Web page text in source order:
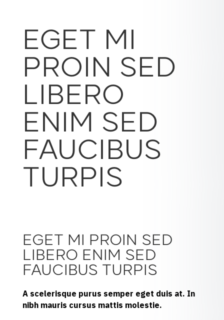
EGET MI
PROIN SED
LIBERO
ENIM SED
FAUCIBUS
TURPIS
EGET MI PROIN SED
LIBERO ENIM SED
FAUCIBUS TURPIS
A scelerisque purus semper eget duis at. In
nibh mauris cursus mattis molestie.